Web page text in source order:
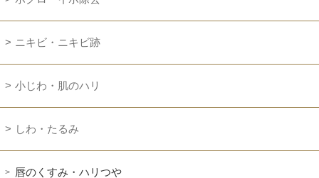
ニキビ・ニキビ跡
小じわ・肌のハリ
しわ・たるみ
唇のくすみ・ハリつや